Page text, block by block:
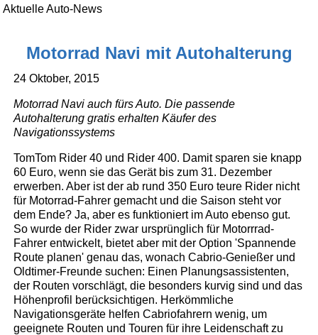
Aktuelle Auto-News
Motorrad Navi mit Autohalterung
24 Oktober, 2015
Motorrad Navi auch fürs Auto. Die passende
Autohalterung gratis erhalten Käufer des
Navigationssystems
TomTom Rider 40 und Rider 400. Damit sparen sie knapp
60 Euro, wenn sie das Gerät bis zum 31. Dezember
erwerben. Aber ist der ab rund 350 Euro teure Rider nicht
für Motorrad-Fahrer gemacht und die Saison steht vor
dem Ende? Ja, aber es funktioniert im Auto ebenso gut.
So wurde der Rider zwar ursprünglich für Motorrrad-
Fahrer entwickelt, bietet aber mit der Option 'Spannende
Route planen' genau das, wonach Cabrio-Genießer und
Oldtimer-Freunde suchen: Einen Planungsassistenten,
der Routen vorschlägt, die besonders kurvig sind und das
Höhenprofil berücksichtigen. Herkömmliche
Navigationsgeräte helfen Cabriofahrern wenig, um
geeignete Routen und Touren für ihre Leidenschaft zu